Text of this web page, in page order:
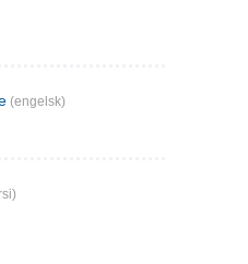
(engelsk)